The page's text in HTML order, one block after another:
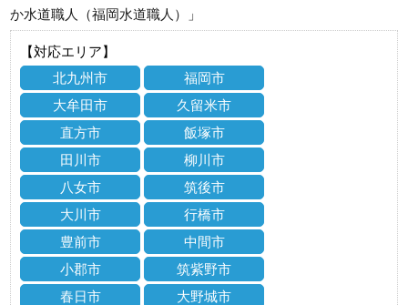
か水道職人（福岡水道職人）」
【対応エリア】
北九州市
福岡市
大牟田市
久留米市
直方市
飯塚市
田川市
柳川市
八女市
筑後市
大川市
行橋市
豊前市
中間市
小郡市
筑紫野市
春日市
大野城市